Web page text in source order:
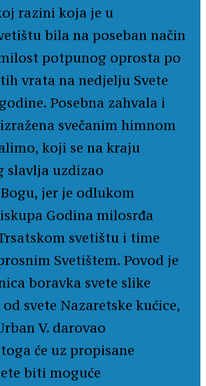
razini koja je u
bila na poseban način
potpunog oprosta po
vrata na nedjelju Svete
Posebna zahvala i
svečanim himnom
koji se na kraju
slavlja uzdizao
jer je odlukom
Godina milosrđa
svetištu i time
Svetištem. Povod je
boravka svete slike
svete Nazaretske kućice,
V. darovao
će uz propisane
biti moguće